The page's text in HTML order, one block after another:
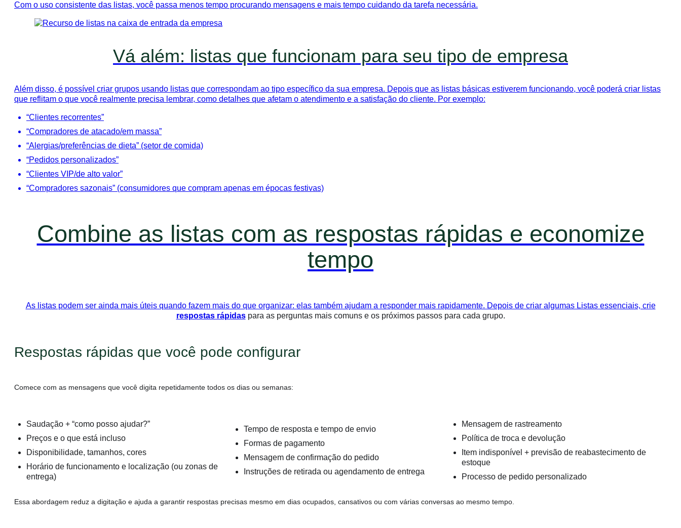
Com o uso consistente das listas, você passa menos tempo procurando mensagens e mais tempo cuidando da tarefa necessária.
Vá além: listas que funcionam para seu tipo de empresa
Além disso, é possível criar grupos usando listas que correspondam ao tipo específico da sua empresa. Depois que as listas básicas estiverem funcionando, você poderá criar listas
que reflitam o que você realmente precisa lembrar, como detalhes que afetam o atendimento e a satisfação do cliente. Por exemplo:
“Clientes recorrentes”
“Compradores de atacado/em massa”
“Alergias/preferências de dieta” (setor de comida)
“Pedidos personalizados”
“Clientes VIP/de alto valor”
“Compradores sazonais” (consumidores que compram apenas em épocas festivas)
Combine as listas com as respostas rápidas e economize
tempo
As listas podem ser ainda mais úteis quando fazem mais do que organizar: elas também ajudam a responder mais rapidamente. Depois de criar algumas Listas essenciais, crie
respostas rápidaspara as perguntas mais comuns e os próximos passos para cada grupo.
Respostas rápidas que você pode configurar
Comece com as mensagens que você digita repetidamente todos os dias ou semanas:
Saudação + “como posso ajudar?”
Preços e o que está incluso
Disponibilidade, tamanhos, cores
Horário de funcionamento e localização (ou zonas de
entrega)
Tempo de resposta e tempo de envio
Formas de pagamento
Mensagem de confirmação do pedido
Instruções de retirada ou agendamento de entrega
Mensagem de rastreamento
Política de troca e devolução
Item indisponível + previsão de reabastecimento de
estoque
Processo de pedido personalizado
Essa abordagem reduz a digitação e ajuda a garantir respostas precisas mesmo em dias ocupados, cansativos ou com várias conversas ao mesmo tempo.